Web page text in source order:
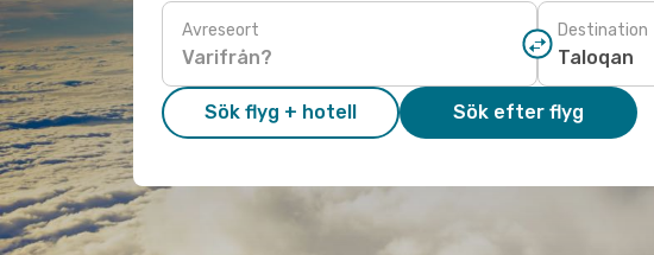
Avreseort Destination
Sök flyg + hotell Sök efter flyg